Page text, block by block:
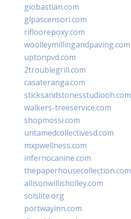
giobastian.com
glpascensori.com
rifloorepoxy.com
woolleymillingandpaving.com
uptonpvd.com
2troublegrill.com
casateranga.com
sticksandstonesstudiooh.com
walkers-treeservice.com
shopmossi.com
untamedcollectivesd.com
mxpwellness.com
infernocanine.com
thepaperhousecollection.com
allisonwillisholley.com
solslite.org
portwayinn.com